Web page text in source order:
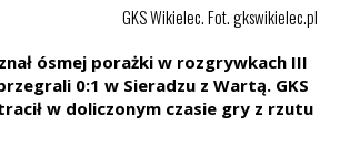
GKS Wikielec. Fot. gkswikielec.pl
ósmej porażki w rozgrywkach III
0:1 w Sieradzu z Wartą. GKS
w doliczonym czasie gry z rzutu